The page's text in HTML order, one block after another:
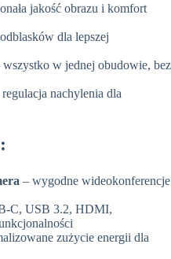
jakość obrazu i komfort
dla lepszej
wszystko w jednej obudowie, bez
regulacja nachylenia dla
– wygodne wideokonferencje
C, USB 3.2, HDMI,
zużycie energii dla